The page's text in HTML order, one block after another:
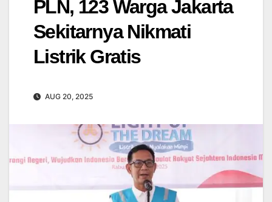
PLN, 123 Warga Jakarta
Sekitarnya Nikmati
Listrik Gratis
AUG 20, 2025